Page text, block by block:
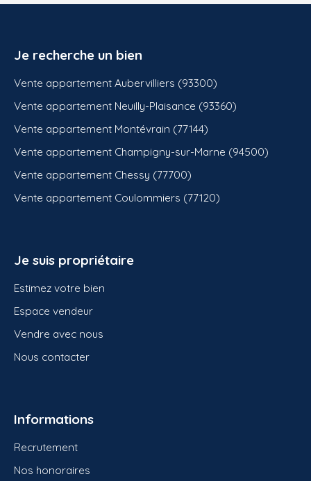
Je recherche un bien
Vente appartement Aubervilliers (93300)
Vente appartement Neuilly-Plaisance (93360)
Vente appartement Montévrain (77144)
Vente appartement Champigny-sur-Marne (94500)
Vente appartement Chessy (77700)
Vente appartement Coulommiers (77120)
Je suis propriétaire
Estimez votre bien
Espace vendeur
Vendre avec nous
Nous contacter
Informations
Recrutement
Nos honoraires